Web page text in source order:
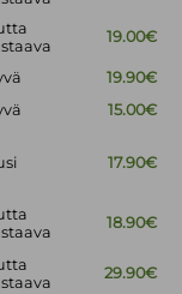
19.00€
19.90€
15.00€
17.90€
18.90€
29.90€